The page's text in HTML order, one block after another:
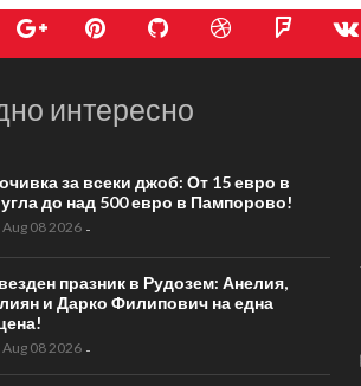
интересно
за всеки джоб: От 15 евро в
до над 500 евро в Пампорово!
Aug 08 2026 -
празник в Рудозем: Анелия,
и Дарко Филипович на една
Aug 08 2026 -